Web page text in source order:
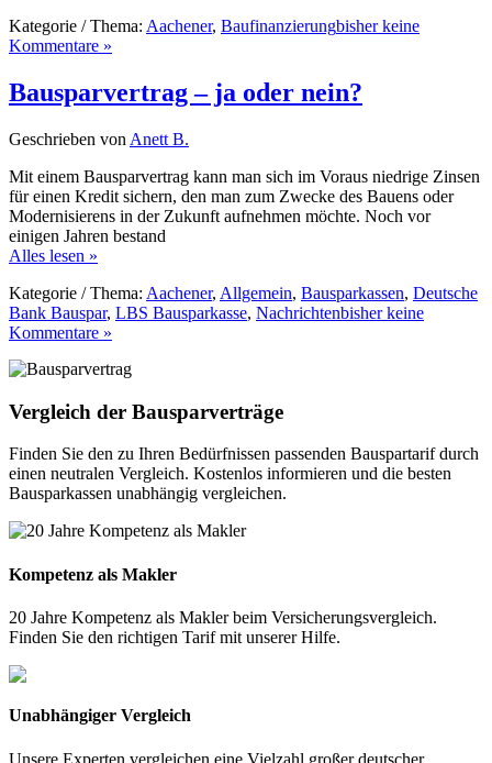
Kategorie / Thema: Aachener, Baufinanzierungbisher keine
Kommentare »
Bausparvertrag – ja oder nein?
Geschrieben von Anett B.
Mit einem Bausparvertrag kann man sich im Voraus niedrige Zinsen
für einen Kredit sichern, den man zum Zwecke des Bauens oder
Modernisierens in der Zukunft aufnehmen möchte. Noch vor
einigen Jahren bestand
Alles lesen »
Kategorie / Thema: Aachener, Allgemein, Bausparkassen, Deutsche
Bank Bauspar, LBS Bausparkasse, Nachrichtenbisher keine
Kommentare »
Vergleich der Bausparverträge
Finden Sie den zu Ihren Bedürfnissen passenden Bauspartarif durch
einen neutralen Vergleich. Kostenlos informieren und die besten
Bausparkassen unabhängig vergleichen.
Kompetenz als Makler
20 Jahre Kompetenz als Makler beim Versicherungsvergleich.
Finden Sie den richtigen Tarif mit unserer Hilfe.
Unabhängiger Vergleich
Unsere Experten vergleichen eine Vielzahl großer deutscher